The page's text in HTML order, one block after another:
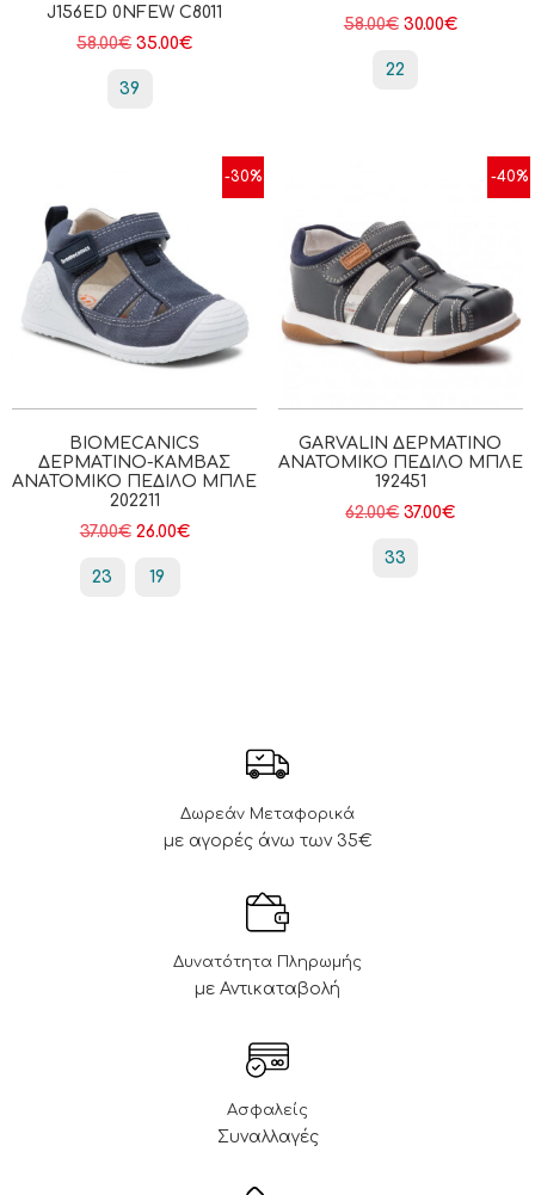
J156ED 0NFEW C8011
58.00€ 35.00€
39
58.00€ 30.00€
22
-30%
BIOMECANICS
ΔΕΡΜΆΤΙΝΟ-ΚΑΜΒΆΣ
ΑΝΑΤΟΜΙΚΌ ΠΈΔΙΛΟ ΜΠΛΈ
202211
37.00€ 26.00€
23 19
-40%
GARVALIN ΔΕΡΜΆΤΙΝΟ
ΑΝΑΤΟΜΙΚΌ ΠΈΔΙΛΟ ΜΠΛΕ
192451
62.00€ 37.00€
33
Δωρεάν Μεταφορικά
με αγορές άνω των 35€
Δυνατότητα Πληρωμής
με Αντικαταβολή
Ασφαλείς
Συναλλαγές